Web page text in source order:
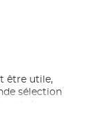
être utile,
sélection
et de